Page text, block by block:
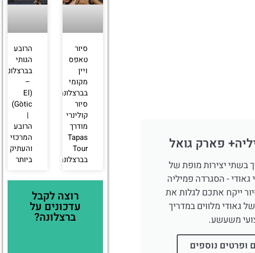
פארק גואל
בשתי יצירות מופת של
גאודי - הסגרדה פמיליה
ייקח אתכם לגלות את
גאודי מלווים במדריך
משעשע.
ופרטים נוספים
סיור
טאפס
ויין
מקומי
בברצלונה:
סיור
קולינרי
מודרך
Tapas
Tour
בברצלונה
הרובע
הגותי
בברצלונה
–
(El
Gòtic)
|
הרובע
המרכזי
והעתיק
ביותר
רוצה לקבל
עדכונים על
ברצלונה?